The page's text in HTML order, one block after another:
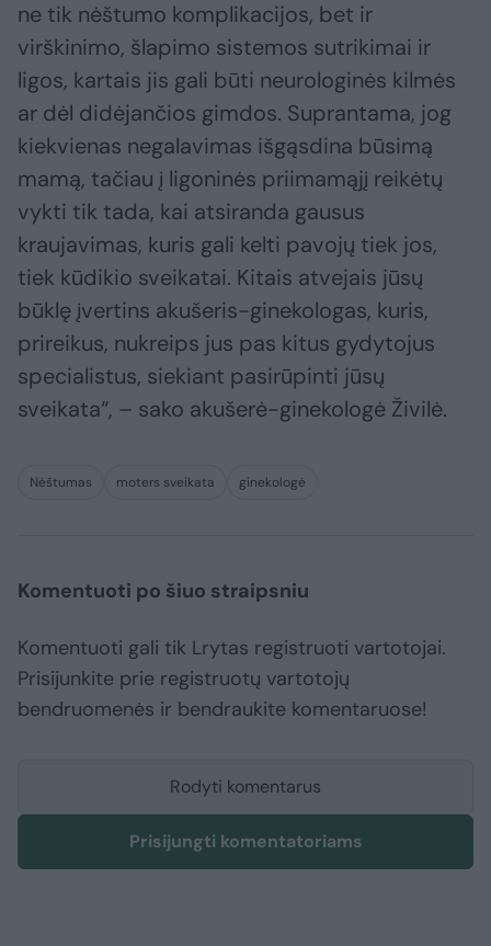
ne tik nėštumo komplikacijos, bet ir
virškinimo, šlapimo sistemos sutrikimai ir
ligos, kartais jis gali būti neurologinės kilmės
ar dėl didėjančios gimdos. Suprantama, jog
kiekvienas negalavimas išgąsdina būsimą
mamą, tačiau į ligoninės priimamąjį reikėtų
vykti tik tada, kai atsiranda gausus
kraujavimas, kuris gali kelti pavojų tiek jos,
tiek kūdikio sveikatai. Kitais atvejais jūsų
būklę įvertins akušeris-ginekologas, kuris,
prireikus, nukreips jus pas kitus gydytojus
specialistus, siekiant pasirūpinti jūsų
sveikata“, – sako akušerė-ginekologė Živilė.
Nėštumas moters sveikata ginekologė
Komentuoti po šiuo straipsniu
Komentuoti gali tik Lrytas registruoti vartotojai.
Prisijunkite prie registruotų vartotojų
bendruomenės ir bendraukite komentaruose!
Rodyti komentarus
Prisijungti komentatoriams